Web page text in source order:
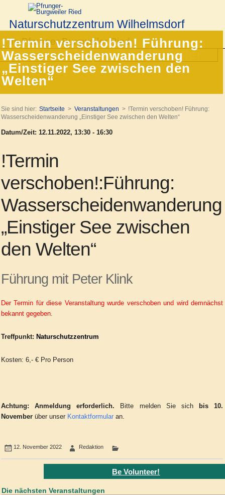
Naturschutzzentrum Wilhelmsdorf
Im Pfrunger-Burgweiler Ried
!Termin verschoben! Führung:
Wasserscheidenwanderung
„Einstiger See zwischen den
Welten“
Sie sind hier: Startseite Veranstaltungen
!Termin verschoben! Führung:
Wasserscheidenwanderung „Einstiger See zwischen den Welten“
Datum/Zeit: 12.11.2022, 13:30 - 16:30
!Termin
verschoben!:Führung:
Wasserscheidenwanderung
„Einstiger See zwischen
den Welten“
Führung mit Peter Klink
Der Termin für diese Veranstaltung wurde verschoben und wird demnächst
bekannt gegeben.
Treffpunkt: Naturschutzzentrum
Kosten: 6,- € Pro Person
Achtung: Anmeldung erforderlich. Bitte melden Sie sich bis 10.
November über unserKontaktformularan.
12. November 2022 Redaktion
Be Volunteer!
Die nächsten Veranstaltungen